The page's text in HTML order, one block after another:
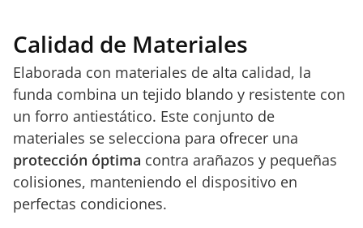
Calidad de Materiales
Elaborada con materiales de alta calidad, la
funda combina un tejido blando y resistente con
un forro antiestático. Este conjunto de
materiales se selecciona para ofrecer una
protección óptima contra arañazos y pequeñas
colisiones, manteniendo el dispositivo en
perfectas condiciones.